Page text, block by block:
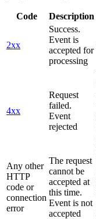
Code Description
2xx
Success.
Event is
accepted for
processing
4xx
Request
failed.
Event
rejected
Any other
HTTP
code or
connection
error
The request
cannot be
accepted at
this time.
Event is not
accepted